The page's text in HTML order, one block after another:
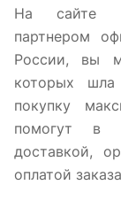
На сайте
партнером
России, вы
которых
покупку
помогут в
доставкой,
оплатой